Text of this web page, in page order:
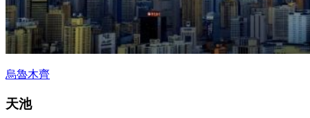
烏魯木齊
天池